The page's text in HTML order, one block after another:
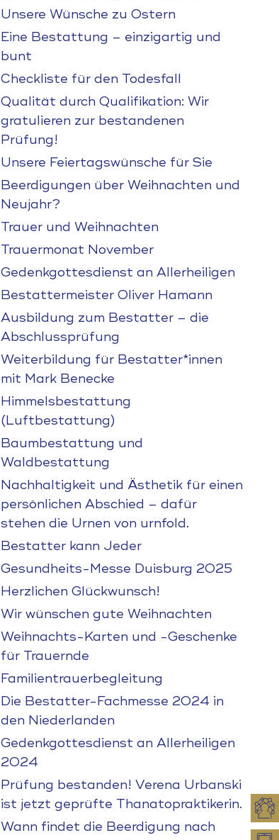
Unsere Wünsche zu Ostern
Eine Bestattung – einzigartig und
bunt
Checkliste für den Todesfall
Qualität durch Qualifikation: Wir
gratulieren zur bestandenen
Prüfung!
Unsere Feiertagswünsche für Sie
Beerdigungen über Weihnachten und
Neujahr?
Trauer und Weihnachten
Trauermonat November
Gedenkgottesdienst an Allerheiligen
Bestattermeister Oliver Hamann
Ausbildung zum Bestatter – die
Abschlussprüfung
Weiterbildung für Bestatter*innen
mit Mark Benecke
Himmelsbestattung
(Luftbestattung)
Baumbestattung und
Waldbestattung
Nachhaltigkeit und Ästhetik für einen
persönlichen Abschied – dafür
stehen die Urnen von urnfold.
Bestatter kann Jeder
Gesundheits-Messe Duisburg 2025
Herzlichen Glückwunsch!
Wir wünschen gute Weihnachten
Weihnachts-Karten und -Geschenke
für Trauernde
Familientrauerbegleitung
Die Bestatter-Fachmesse 2024 in
den Niederlanden
Gedenkgottesdienst an Allerheiligen
2024
Prüfung bestanden! Verena Urbanski
ist jetzt geprüfte Thanatopraktikerin.
Wann findet die Beerdigung nach